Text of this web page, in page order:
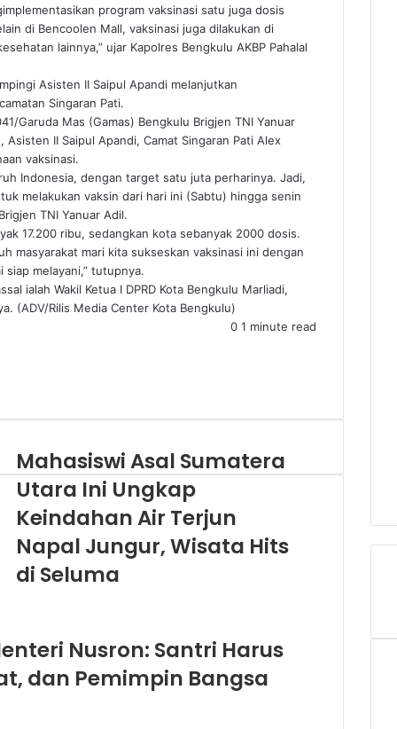
program vaksinasi satu juga dosis
di Bencoolen Mall, vaksinasi juga dilakukan di
lainnya,” ujar Kapolres Bengkulu AKBP Pahalal
Asisten II Saipul Apandi melanjutkan
Singaran Pati.
Garuda Mas (Gamas) Bengkulu Brigjen TNI Yanuar
II Saipul Apandi, Camat Singaran Pati Alex
vaksinasi.
Indonesia, dengan target satu juta perharinya. Jadi,
melakukan vaksin dari hari ini (Sabtu) hingga senin
TNI Yanuar Adil.
17.200 ribu, sedangkan kota sebanyak 2000 dosis.
masyarakat mari kita sukseskan vaksinasi ini dengan
melayani,” tutupnya.
ialah Wakil Ketua I DPRD Kota Bengkulu Marliadi,
(ADV/Rilis Media Center Kota Bengkulu)
0 1 minute read
Mahasiswi Asal Sumatera
Utara Ini Ungkap
Keindahan Air Terjun
Napal Jungur, Wisata Hits
di Seluma
Nusron: Santri Harus
dan Pemimpin Bangsa